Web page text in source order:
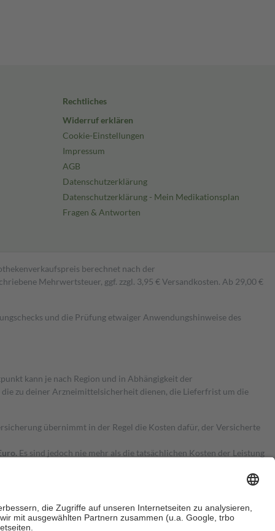
Rechtliches
Widerruf erklären
Cookie-Einstellungen
Impressum
AGB
Datenschutzerklärung
Datenschutzerklärung - Mein Medikationsplan
Fragen & Antworten
berechnet nach der
Mehrwertsteuer, ggf. zzgl. 3,95 € Versandkosten. Ab 29,00 €
und die Prüfung etwaiger Anwendungshinweise des
kann je nach Region und in Abhängigkeit der
zu deiner Arzneimittelsicherheit dienen, die Lieferfrist um die
übernimmt in der Regel die Kosten dafür, der Versicherte
Es sind jedoch nie mehr als die tatsächlichen Kosten der Leistung
Zuzahlungen an bei: